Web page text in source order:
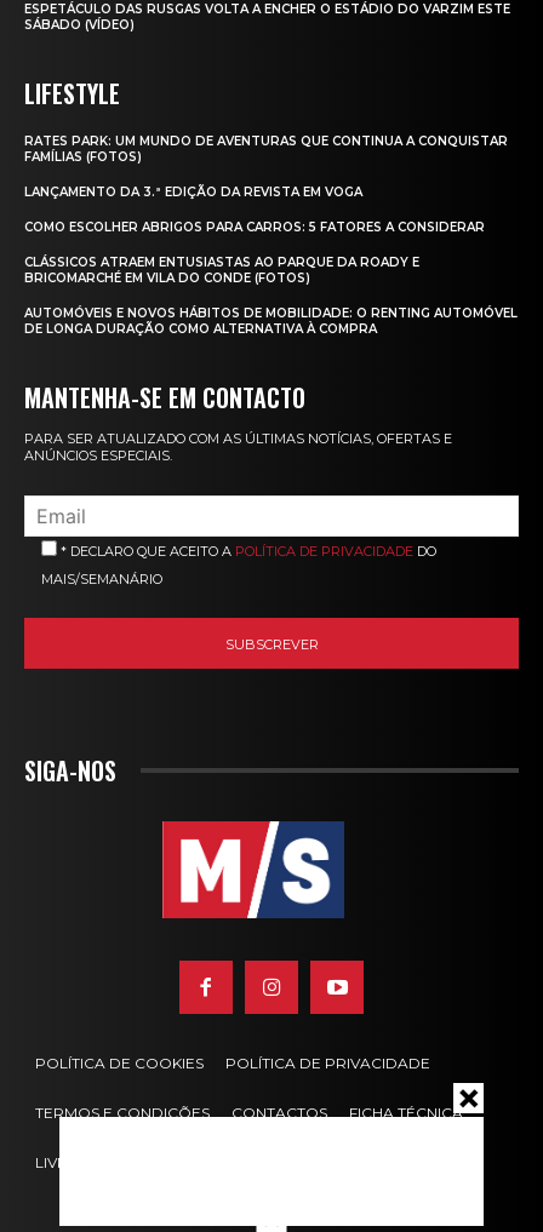
ESPETÁCULO DAS RUSGAS VOLTA A ENCHER O ESTÁDIO DO VARZIM ESTE
SÁBADO (VÍDEO)
LIFESTYLE
RATES PARK: UM MUNDO DE AVENTURAS QUE CONTINUA A CONQUISTAR
FAMÍLIAS (FOTOS)
LANÇAMENTO DA 3.ª EDIÇÃO DA REVISTA EM VOGA
COMO ESCOLHER ABRIGOS PARA CARROS: 5 FATORES A CONSIDERAR
CLÁSSICOS ATRAEM ENTUSIASTAS AO PARQUE DA ROADY E
BRICOMARCHÉ EM VILA DO CONDE (FOTOS)
AUTOMÓVEIS E NOVOS HÁBITOS DE MOBILIDADE: O RENTING AUTOMÓVEL
DE LONGA DURAÇÃO COMO ALTERNATIVA À COMPRA
MANTENHA-SE EM CONTACTO
PARA SER ATUALIZADO COM AS ÚLTIMAS NOTÍCIAS, OFERTAS E
ANÚNCIOS ESPECIAIS.
* DECLARO QUE ACEITO A POLÍTICA DE PRIVACIDADE DO
MAIS/SEMANÁRIO
SIGA-NOS
POLÍTICA DE COOKIES POLÍTICA DE PRIVACIDADE
TERMOS E CONDIÇÕES CONTACTOS FICHA TÉCNICA
LIVRO DE RECLAMAÇÕES